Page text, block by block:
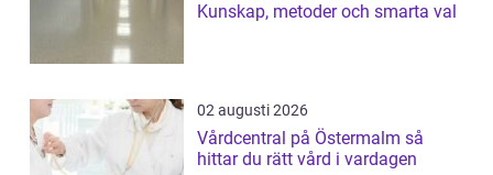
Kunskap, metoder och smarta val
02 augusti 2026
Vårdcentral på Östermalm så
hittar du rätt vård i vardagen